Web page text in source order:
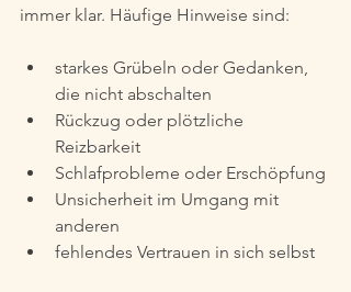
immer klar. Häufige Hinweise sind:
starkes Grübeln oder Gedanken,
die nicht abschalten
Rückzug oder plötzliche
Reizbarkeit
Schlafprobleme oder Erschöpfung
Unsicherheit im Umgang mit
anderen
fehlendes Vertrauen in sich selbst